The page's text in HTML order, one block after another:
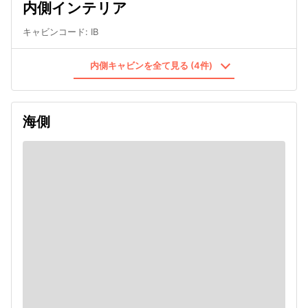
内側インテリア
キャビンコード: IB
内側キャビンを全て見る (4件)
海側